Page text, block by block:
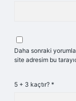
Daha sonraki
site adresim bu
5 + 3 kaçtır? *